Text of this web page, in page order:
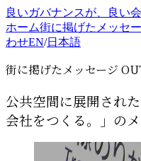
良いガバナンスが、良い
ホーム街に掲げたメッセ
わせEN/日本語
街に掲げたメッセージ
公共空間に展開され
会社をつくる。」の